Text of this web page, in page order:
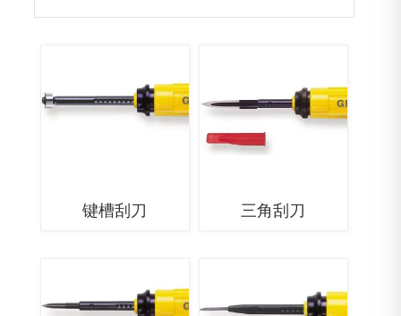
键槽刮刀 三角刮刀